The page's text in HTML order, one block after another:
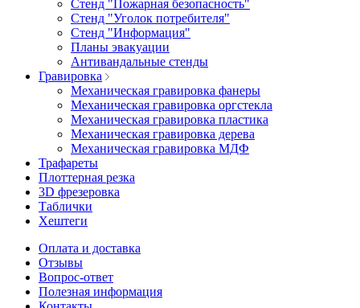
Стенд "Пожарная безопасность"
Стенд "Уголок потребителя"
Стенд "Информация"
Планы эвакуации
Антивандальные стенды
Гравировка
Механическая гравировка фанеры
Механическая гравировка оргстекла
Механическая гравировка пластика
Механическая гравировка дерева
Механическая гравировка МДФ
Трафареты
Плоттерная резка
3D фрезеровка
Таблички
Хештеги
Оплата и доставка
Отзывы
Вопрос-ответ
Полезная информация